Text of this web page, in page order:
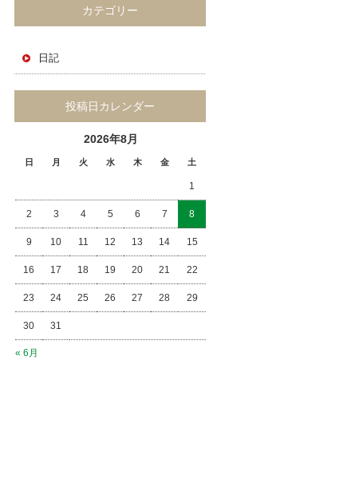
カテゴリー
日記
投稿日カレンダー
2026年8月
日 月 火 水 木 金 土
« 6月
1
2 3 4 5 6 7 8
9 10 11 12 13 14 15
16 17 18 19 20 21 22
23 24 25 26 27 28 29
30 31